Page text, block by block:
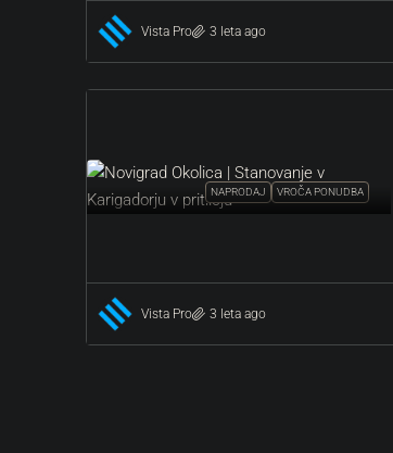
Vista Pro 3 leta ago
NAPRODAJ VROČA PONUDBA
Vista Pro 3 leta ago